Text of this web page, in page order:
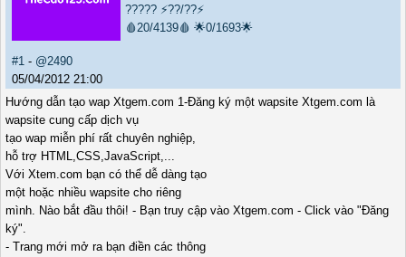
????? ⚡??/??⚡
🩸20/4139🩸 🌟0/1693🌟
#1 - @2490
05/04/2012 21:00
Hướng dẫn tạo wap Xtgem.com 1-Đăng ký một wapsite Xtgem.com là
wapsite cung cấp dịch vụ
tạo wap miễn phí rất chuyên nghiệp,
hỗ trợ HTML,CSS,JavaScript,...
Với Xtem.com bạn có thể dễ dàng tạo
một hoặc nhiều wapsite cho riêng
mình. Nào bắt đầu thôi! - Bạn truy cập vào Xtgem.com - Click vào "Đăng
ký".
- Trang mới mở ra bạn điền các thông